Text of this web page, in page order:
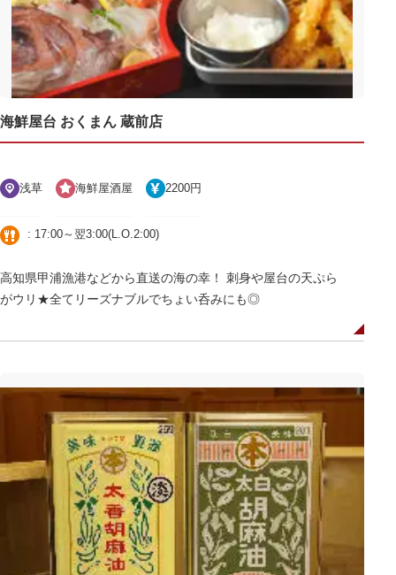
海鮮屋台 おくまん 蔵前店
浅草 海鮮屋酒屋 2200円
: 17:00～翌3:00(L.O.2:00)
高知県甲浦漁港などから直送の海の幸！ 刺身や屋台の天ぷら
がウリ★全てリーズナブルでちょい呑みにも◎